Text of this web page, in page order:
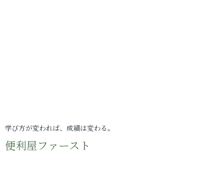
学び方が変われば、成績は変わる。
便利屋ファースト